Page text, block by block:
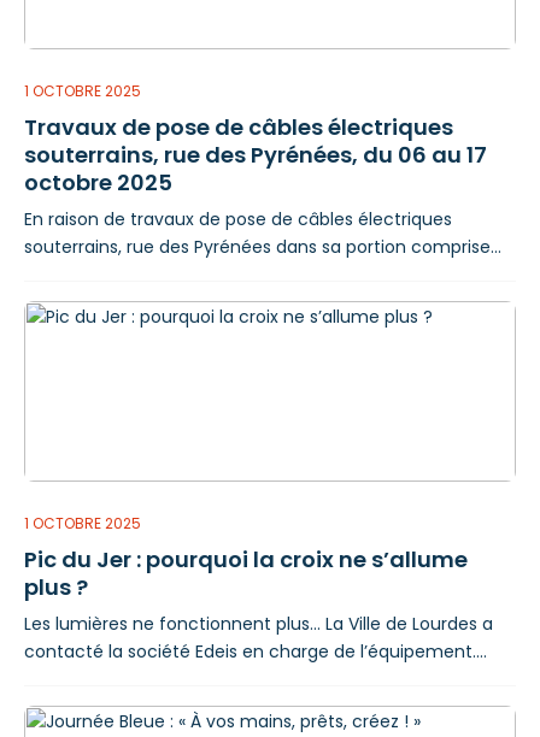
1 OCTOBRE 2025
Travaux de pose de câbles électriques
souterrains, rue des Pyrénées, du 06 au 17
octobre 2025
En raison de travaux de pose de câbles électriques
souterrains, rue des Pyrénées dans sa portion comprise
octobre 2025 inclus, des perturbations de circulation et
de stationnement sont à prévoir : Circulation Du 06 au 17
1 OCTOBRE 2025
Pic du Jer : pourquoi la croix ne s’allume
plus ?
Les lumières ne fonctionnent plus… La Ville de Lourdes a
contacté la société Edeis en charge de l’équipement.
avons subies fin août et début septembre ont